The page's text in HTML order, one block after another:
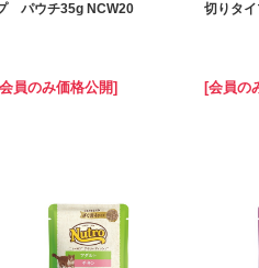
パウチ35g NCW20
員のみ価格公開]
切りタ
[会員の